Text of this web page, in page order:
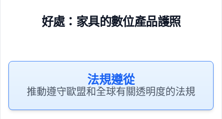
好處：家具的數位產品護照
法規遵從
推動遵守歐盟和全球有關透明度的法規